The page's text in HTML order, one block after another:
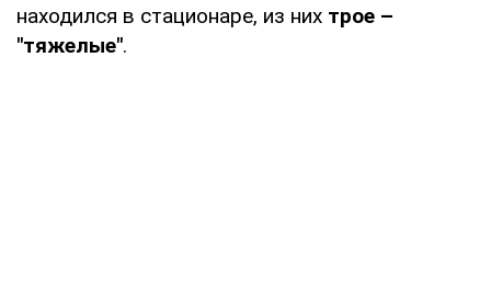
находился в стационаре, из них трое –
"тяжелые".